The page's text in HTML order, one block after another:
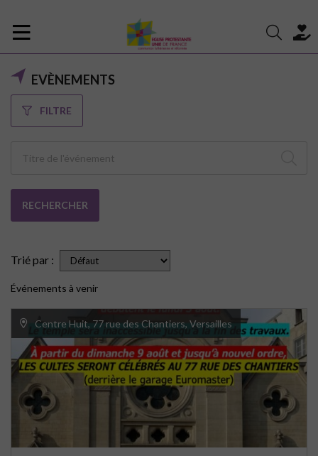
EVÈNEMENTS
FILTRE
RECHERCHER
Trié par :
Événements à venir
Centre Huit, 77 rue des Chantiers, Versailles